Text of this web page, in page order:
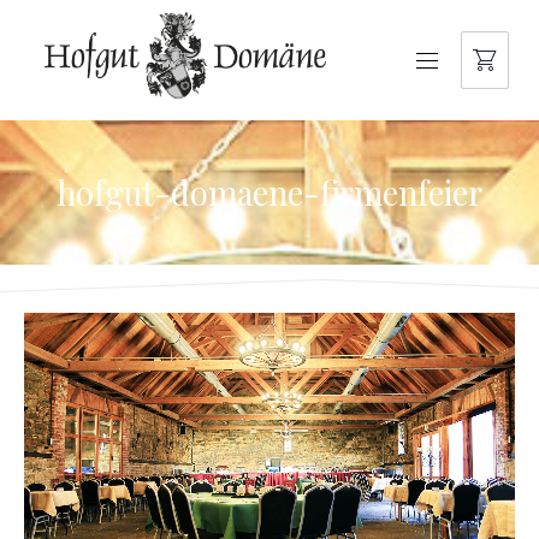
NAVIGATION
hofgut-domaene-firmenfeier